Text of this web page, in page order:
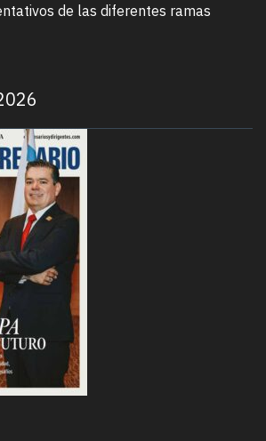
de las diferentes ramas